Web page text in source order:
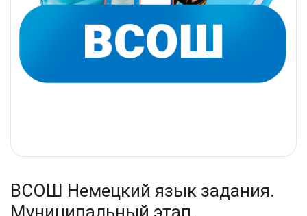
ВСОШ Немецкий язык задания.